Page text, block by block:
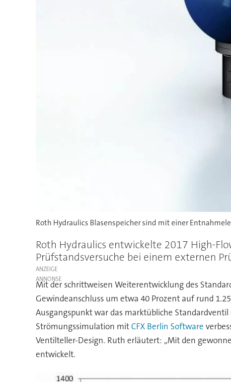
Roth Hydraulics Blasenspeicher sind mit einer
Roth Hydraulics entwickelte 2017 High-
Prüfstandsversuche bei einem externen
ANZEIGE
Mit der schrittweisen Weiterentwicklung des
Gewindeanschluss um etwa 40 Prozent auf rund
Ausgangspunkt war das marktübliche
Strömungssimulation mitCFX Berlin Software
Ventilteller-Design. Ruth erläutert: „Mit den
entwickelt.